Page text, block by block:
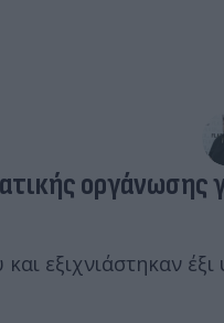
οργάνωσης
εξιχνιάστηκαν έξι